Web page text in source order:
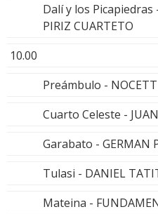
Dalí y los Picapiedras
PIRIZ CUARTETO
10.00
Preámbulo -
Cuarto Celeste -
Garabato - GERMAN
Tulasi - DANIEL
Mateina -